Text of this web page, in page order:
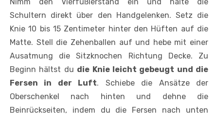
Schultern direkt über den Handgelenken. Setz die
Knie 10 bis 15 Zentimeter hinter den Hüften auf die
Matte. Stell die Zehenballen auf und hebe mit einer
Ausatmung die Sitzknochen Richtung Decke. Zu
Beginn hältst du die Knie leicht gebeugt und die
Fersen in der Luft. Schiebe die Ansätze der
Oberschenkel nach hinten und dehne die
Beinrückseiten, indem du die Fersen nach unten